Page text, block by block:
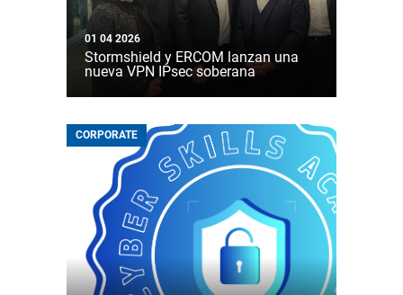
01 04 2026
Stormshield y ERCOM lanzan una
nueva VPN IPsec soberana
CORPORATE